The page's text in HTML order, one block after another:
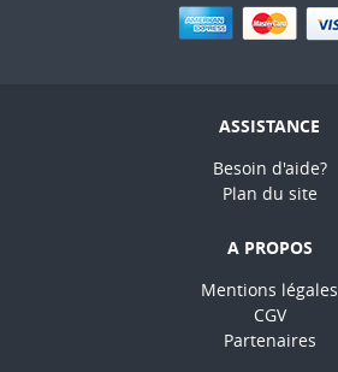
ASSISTANCE
Besoin d'aide?
Plan du site
A PROPOS
Mentions légales
CGV
Partenaires